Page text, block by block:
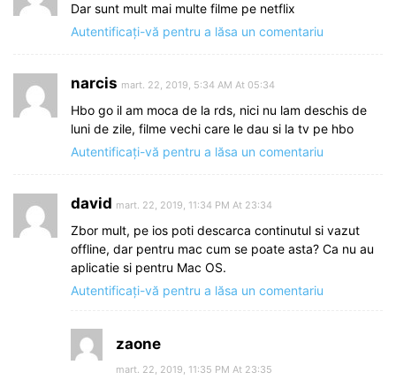
Dar sunt mult mai multe filme pe netflix
Autentificați-vă pentru a lăsa un comentariu
narcis mart. 22, 2019, 5:34 AM At 05:34
Hbo go il am moca de la rds, nici nu lam deschis de
luni de zile, filme vechi care le dau si la tv pe hbo
Autentificați-vă pentru a lăsa un comentariu
david mart. 22, 2019, 11:34 PM At 23:34
Zbor mult, pe ios poti descarca continutul si vazut
offline, dar pentru mac cum se poate asta? Ca nu au
aplicatie si pentru Mac OS.
Autentificați-vă pentru a lăsa un comentariu
zaone
mart. 22, 2019, 11:35 PM At 23:35